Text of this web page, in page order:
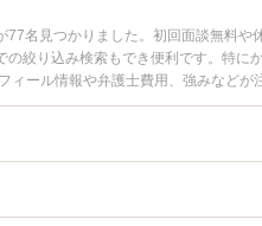
名見つかりました。初回面談無料
絞り込み検索もでき便利です。特
ィール情報や弁護士費用、強みなど
解決の実績豊富な近くの弁護士を
す。